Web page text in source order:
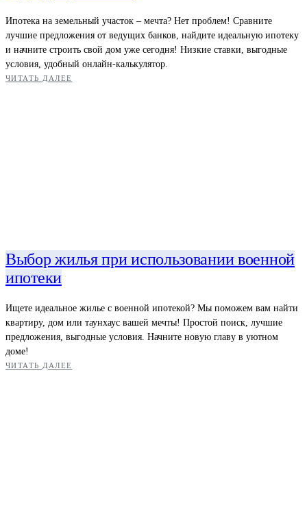
Ипотека на земельный участок – мечта? Нет проблем! Сравните
лучшие предложения от ведущих банков, найдите идеальную ипотеку
и начните строить свой дом уже сегодня! Низкие ставки, выгодные
условия, удобный онлайн-калькулятор.
ЧИТАТЬ ДАЛЕЕ
Выбор жилья при использовании военной
ипотеки
Ищете идеальное жилье с военной ипотекой? Мы поможем вам найти
квартиру, дом или таунхаус вашей мечты! Простой поиск, лучшие
предложения, выгодные условия. Начните новую главу в уютном
доме!
ЧИТАТЬ ДАЛЕЕ